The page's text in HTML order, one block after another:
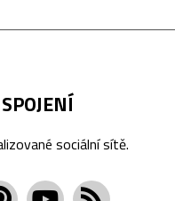
sociální sítě.